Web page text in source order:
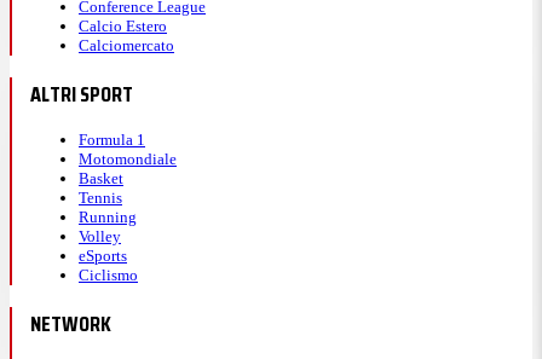
Conference League
Calcio Estero
Calciomercato
ALTRI SPORT
Formula 1
Motomondiale
Basket
Tennis
Running
Volley
eSports
Ciclismo
NETWORK